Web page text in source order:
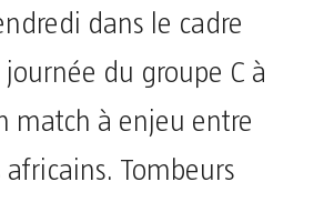
dans le cadre
du groupe C à
match à enjeu entre
africains. Tombeurs